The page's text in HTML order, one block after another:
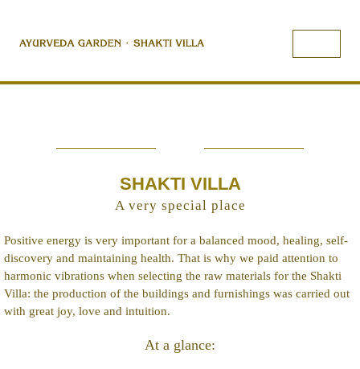
SHAKTI VILLA
A very special place
Positive energy is very important for a balanced mood, healing, self-
discovery and maintaining health. That is why we paid attention to
harmonic vibrations when selecting the raw materials for the Shakti
Villa: the production of the buildings and furnishings was carried out
with great joy, love and intuition.
At a glance: